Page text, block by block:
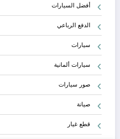
أفضل السيارات
الدفع الرباعي
سيارات
سيارات ألمانية
صور سيارات
صيانة
قطع غيار